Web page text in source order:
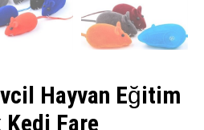
Hayvan Eğitim
Fare